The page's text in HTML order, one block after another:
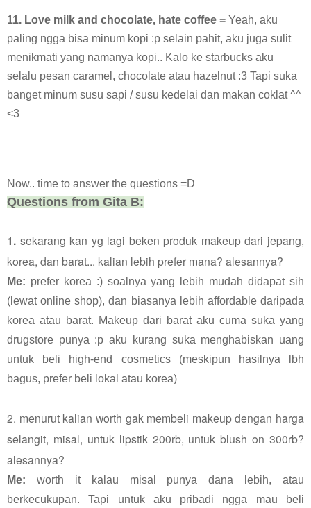
11. Love milk and chocolate, hate coffee = Yeah, aku
paling ngga bisa minum kopi :p selain pahit, aku juga sulit
menikmati yang namanya kopi.. Kalo ke starbucks aku
selalu pesan caramel, chocolate atau hazelnut :3 Tapi suka
banget minum susu sapi / susu kedelai dan makan coklat ^^
<3
Now.. time to answer the questions =D
Questions from Gita B:
1. sekarang kan yg lagi beken produk makeup dari jepang,
korea, dan barat... kalian lebih prefer mana? alesannya?
Me: prefer korea :) soalnya yang lebih mudah didapat sih
(lewat online shop), dan biasanya lebih affordable daripada
korea atau barat. Makeup dari barat aku cuma suka yang
drugstore punya :p aku kurang suka menghabiskan uang
untuk beli high-end cosmetics (meskipun hasilnya lbh
bagus, prefer beli lokal atau korea)
2. menurut kalian worth gak membeli makeup dengan harga
selangit, misal, untuk lipstik 200rb, untuk blush on 300rb?
alesannya?
Me: worth it kalau misal punya dana lebih, atau
berkecukupan. Tapi untuk aku pribadi ngga mau beli